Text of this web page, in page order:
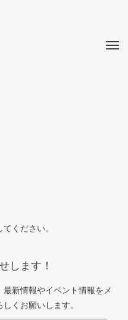
てください。
します！
最新情報やイベント情報をメ
くお願いします。